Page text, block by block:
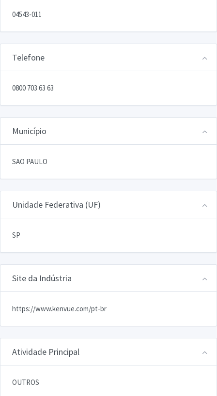
04543-011
Telefone
0800 703 63 63
Município
SAO PAULO
Unidade Federativa (UF)
SP
Site da Indústria
https://www.kenvue.com/pt-br
Atividade Principal
OUTROS